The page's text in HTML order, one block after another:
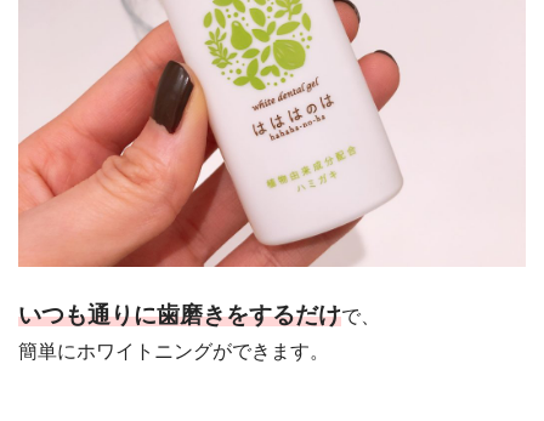
いつも通りに歯磨きをするだけで、
簡単にホワイトニングができます。